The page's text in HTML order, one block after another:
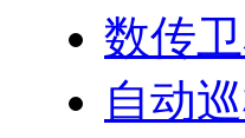
数传
自动